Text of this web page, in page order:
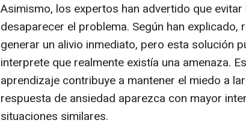
Asimismo, los expertos han advertido que
desaparecer el problema. Según han explicado,
generar un alivio inmediato, pero esta solución
interprete que realmente existía una amenaza.
aprendizaje contribuye a mantener el miedo a
respuesta de ansiedad aparezca con mayor
situaciones similares.